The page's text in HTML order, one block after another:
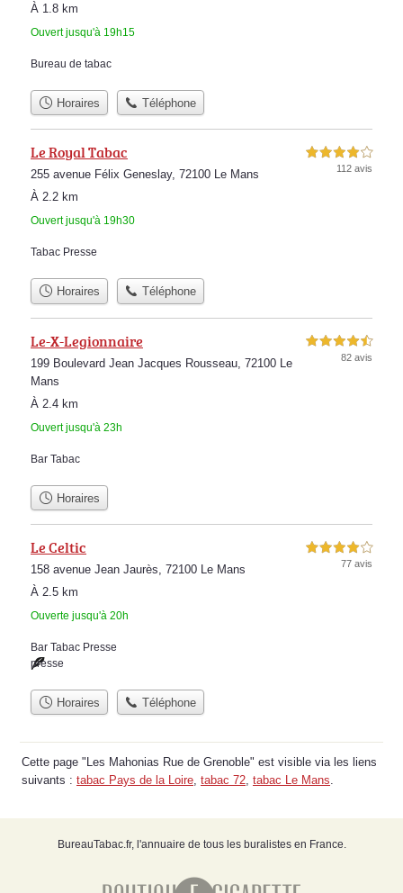
À 1.8 km
Ouvert jusqu'à 19h15
Bureau de tabac
Horaires Téléphone
Le Royal Tabac
255 avenue Félix Geneslay, 72100 Le Mans
À 2.2 km
Ouvert jusqu'à 19h30
4,0 étoiles sur 5
112 avis
Tabac Presse
Horaires Téléphone
Le-X-Legionnaire
199 Boulevard Jean Jacques Rousseau, 72100 Le
Mans
À 2.4 km
Ouvert jusqu'à 23h
4,5 étoiles sur 5
82 avis
Bar Tabac
Horaires
Le Celtic
158 avenue Jean Jaurès, 72100 Le Mans
À 2.5 km
Ouverte jusqu'à 20h
4,0 étoiles sur 5
77 avis
Bar Tabac Presse
presse
Horaires Téléphone
Cette page "Les Mahonias Rue de Grenoble" est visible via les liens
suivants : tabac Pays de la Loire, tabac 72, tabac Le Mans.
BureauTabac.fr, l'annuaire de tous les buralistes en France.